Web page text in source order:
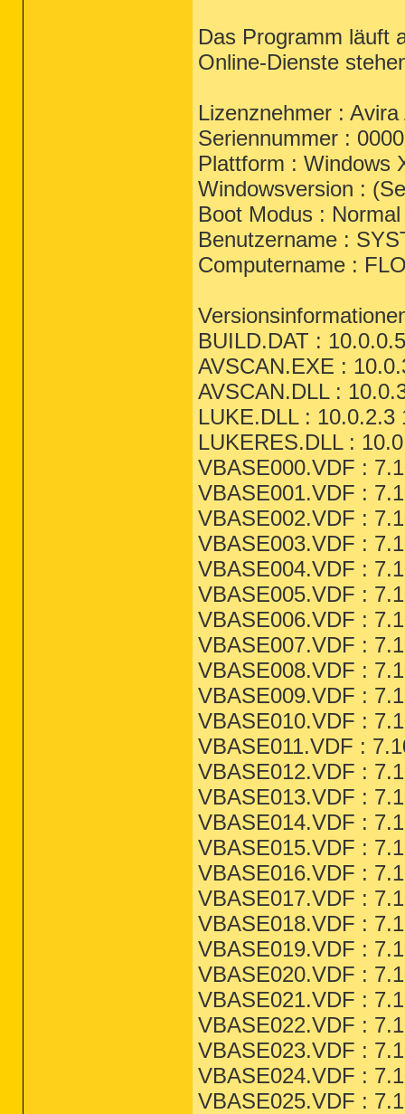
Das Programm läuft
Online-Dienste
Lizenznehmer :
Seriennummer :
Plattform : Windows
Windowsversion :
Boot Modus :
Benutzername :
Computername :
BUILD.DAT :
AVSCAN.EXE :
AVSCAN.DLL :
LUKE.DLL : 10.0.2.3
LUKERES.DLL :
VBASE000.VDF :
VBASE001.VDF :
VBASE002.VDF :
VBASE003.VDF :
VBASE004.VDF :
VBASE005.VDF :
VBASE006.VDF :
VBASE007.VDF :
VBASE008.VDF :
VBASE009.VDF :
VBASE010.VDF :
VBASE011.VDF :
VBASE012.VDF :
VBASE013.VDF :
VBASE014.VDF :
VBASE015.VDF :
VBASE016.VDF :
VBASE017.VDF :
VBASE018.VDF :
VBASE019.VDF :
VBASE020.VDF :
VBASE021.VDF :
VBASE022.VDF :
VBASE023.VDF :
VBASE024.VDF :
VBASE025.VDF :